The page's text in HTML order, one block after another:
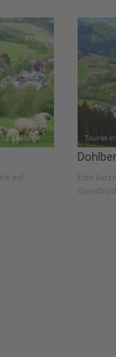
auf
Eine
Gleierbrück